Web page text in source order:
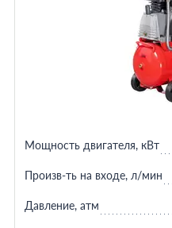
Мощность двигателя, кВт
Произв-ть на входе, л/мин
Давление, атм